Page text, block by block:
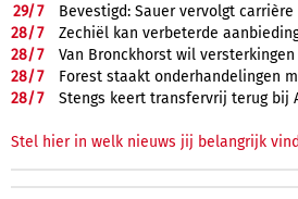
29/7
Bevestigd: Sauer vervolgt
28/7
Zechiël kan verbeterde
28/7
Van Bronckhorst wil
28/7
Forest staakt onderhandelingen
28/7 Stengs keert transfervrij terug bij
Stel hier in welk nieuws jij belangrijk